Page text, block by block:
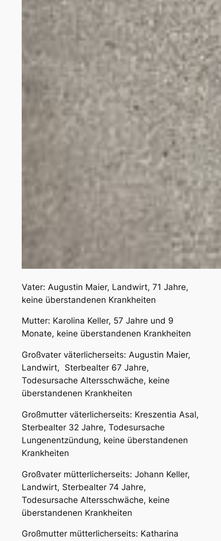
Vater: Augustin Maier, Landwirt, 71 Jahre,
keine überstandenen Krankheiten
Mutter: Karolina Keller, 57 Jahre und 9
Monate, keine überstandenen Krankheiten
Großvater väterlicherseits: Augustin Maier,
Landwirt, Sterbealter 67 Jahre,
Todesursache Altersschwäche, keine
überstandenen Krankheiten
Großmutter väterlicherseits: Kreszentia Asal,
Sterbealter 32 Jahre, Todesursache
Lungenentzündung, keine überstandenen
Krankheiten
Großvater mütterlicherseits: Johann Keller,
Landwirt, Sterbealter 74 Jahre,
Todesursache Altersschwäche, keine
überstandenen Krankheiten
Großmutter mütterlicherseits: Katharina